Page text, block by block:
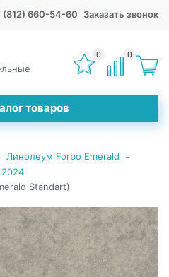
(812) 660-54-60 Заказать звонок
товаров
0 0
Линолеум Forbo Emerald -
Standart)